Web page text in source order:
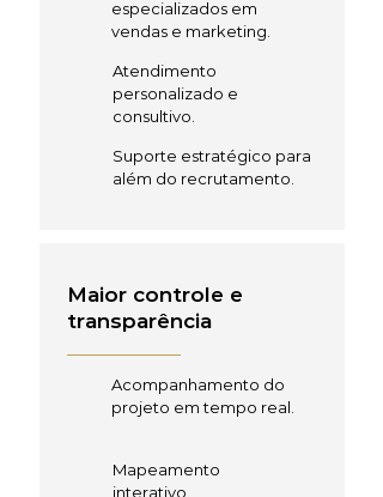
especializados em
vendas e marketing.
Atendimento
personalizado e
consultivo.
Suporte estratégico para
além do recrutamento.
Maior controle e
transparência
Acompanhamento do
projeto em tempo real.
Mapeamento
interativo.